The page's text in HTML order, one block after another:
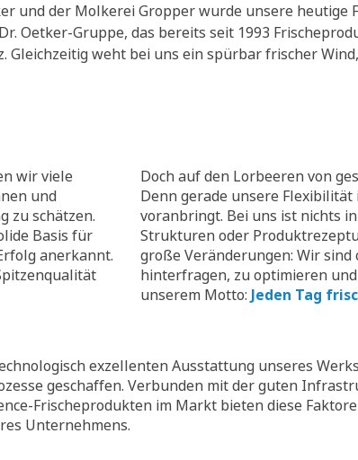
und der Molkerei Gropper wurde unsere heutige
Oetker-Gruppe, das bereits seit 1993
Gleichzeitig weht bei uns ein spürbar frischer
wir viele
und
zu schätzen.
Basis für
anerkannt.
Doch auf den Lorbeeren von
Denn gerade unsere
voranbringt. Bei uns ist nichts
Strukturen oder
große Veränderungen: Wir
hinterfragen, zu optimieren
unserem Motto: Jeden Tag
exzellenten Ausstattung unseres
geschaffen. Verbunden mit der guten
Frischeprodukten im Markt bieten diese
Unternehmens.